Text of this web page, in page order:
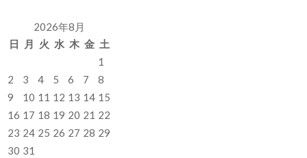
2026年8月
日
月 火 水 木 金 土
1
2
3 4 5 6 7
8
9
10 11 12 13 14 15
16 17 18 19 20 21 22
23 24 25 26 27 28 29
30 31